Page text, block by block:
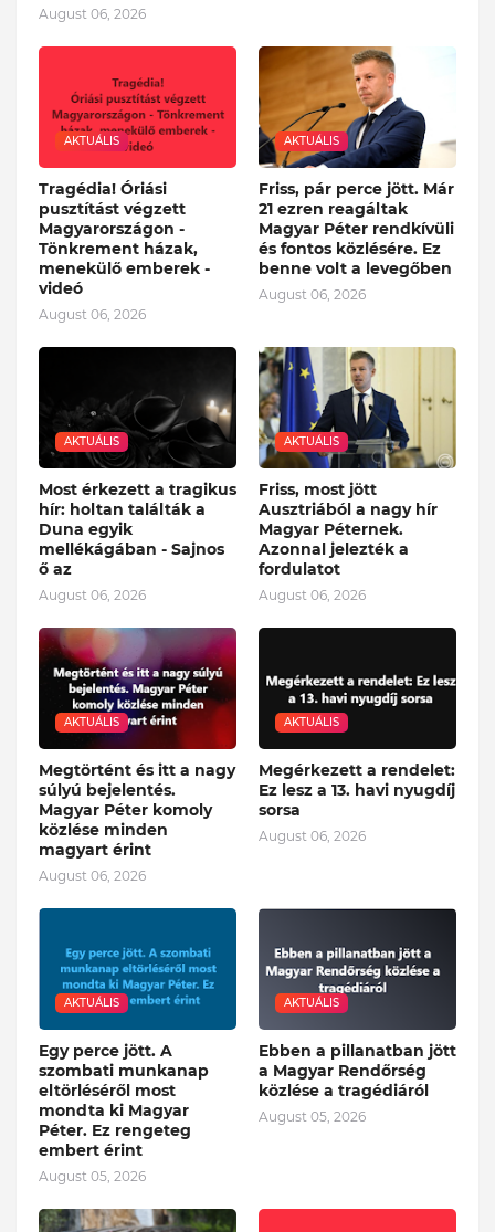
August 06, 2026
AKTUÁLIS
Tragédia! Óriási
pusztítást végzett
Magyarországon -
Tönkrement házak,
menekülő emberek -
videó
August 06, 2026
AKTUÁLIS
Friss, pár perce jött. Már
21 ezren reagáltak
Magyar Péter rendkívüli
és fontos közlésére. Ez
benne volt a levegőben
August 06, 2026
AKTUÁLIS
Most érkezett a tragikus
hír: holtan találták a
Duna egyik
mellékágában - Sajnos
ő az
August 06, 2026
AKTUÁLIS
Friss, most jött
Ausztriából a nagy hír
Magyar Péternek.
Azonnal jelezték a
fordulatot
August 06, 2026
AKTUÁLIS
Megtörtént és itt a nagy
súlyú bejelentés.
Magyar Péter komoly
közlése minden
magyart érint
August 06, 2026
AKTUÁLIS
Megérkezett a rendelet:
Ez lesz a 13. havi nyugdíj
sorsa
August 06, 2026
AKTUÁLIS
Egy perce jött. A
szombati munkanap
eltörléséről most
mondta ki Magyar
Péter. Ez rengeteg
embert érint
August 05, 2026
AKTUÁLIS
Ebben a pillanatban jött
a Magyar Rendőrség
közlése a tragédiáról
August 05, 2026